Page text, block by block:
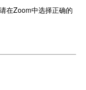
在Zoom中选择正确的